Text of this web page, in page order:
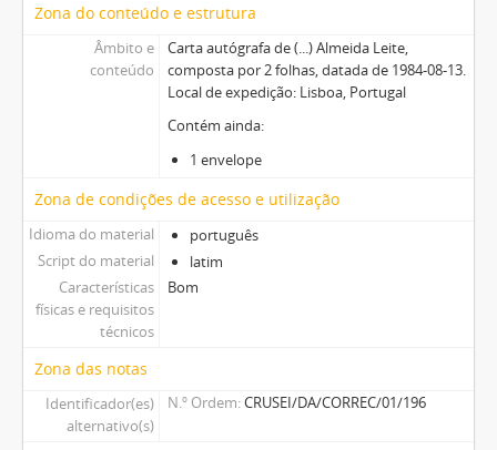
Zona do conteúdo e estrutura
Âmbito e
conteúdo
Carta autógrafa de (...) Almeida Leite,
composta por 2 folhas, datada de 1984-08-13.
Local de expedição: Lisboa, Portugal
Contém ainda:
1 envelope
Zona de condições de acesso e utilização
Idioma do material
português
Script do material
latim
Características
físicas e requisitos
técnicos
Bom
Zona das notas
Identificador(es)
alternativo(s)
N.º Ordem CRUSEI/DA/CORREC/01/196